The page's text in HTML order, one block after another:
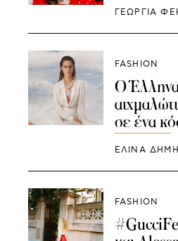
ΓΕΩΡΓΙΑ
FASHION
O
σε ένα
ΕΛΙΝΑ
FASHION